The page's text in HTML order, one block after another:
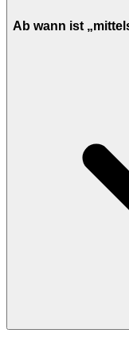
Ab wann ist